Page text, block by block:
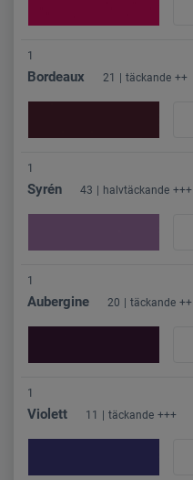
1
Bordeaux 21 täckande ++
1
Syrén 43 halvtäckande +++
1
Aubergine 20 täckande ++
1
Violett 11 täckande +++